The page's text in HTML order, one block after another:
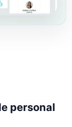
personal